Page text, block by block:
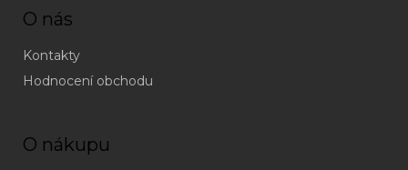
O nás
Kontakty
Hodnocení obchodu
O nákupu